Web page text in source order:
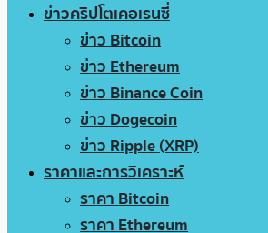
ข่าวคริปโตเคอเรนซี่
ข่าว Bitcoin
ข่าว Ethereum
ข่าว Binance Coin
ข่าว Dogecoin
ข่าว Ripple (XRP)
ราคาและการวิเคราะห์
ราคา Bitcoin
ราคา Ethereum